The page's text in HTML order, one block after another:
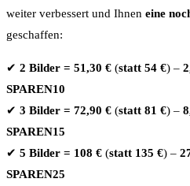
weiter verbessert und Ihnen eine
geschaffen:
✔ 2 Bilder = 51,30 € (statt 54 €) –
SPAREN10
✔ 3 Bilder = 72,90 € (statt 81 €) –
SPAREN15
✔ 5 Bilder = 108 € (statt 135 €) –
SPAREN25